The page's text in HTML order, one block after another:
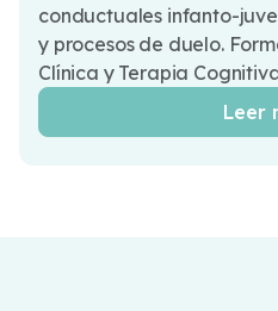
conductuales infanto-
y procesos de duelo.
Clínica y Terapia
Leer